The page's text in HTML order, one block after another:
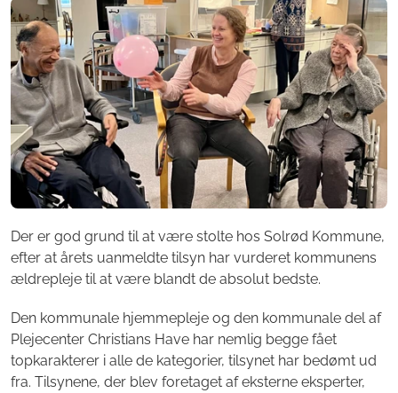
Der er god grund til at være stolte hos Solrød Kommune,
efter at årets uanmeldte tilsyn har vurderet kommunens
ældrepleje til at være blandt de absolut bedste.
Den kommunale hjemmepleje og den kommunale del af
Plejecenter Christians Have har nemlig begge fået
topkarakterer i alle de kategorier, tilsynet har bedømt ud
fra. Tilsynene, der blev foretaget af eksterne eksperter,